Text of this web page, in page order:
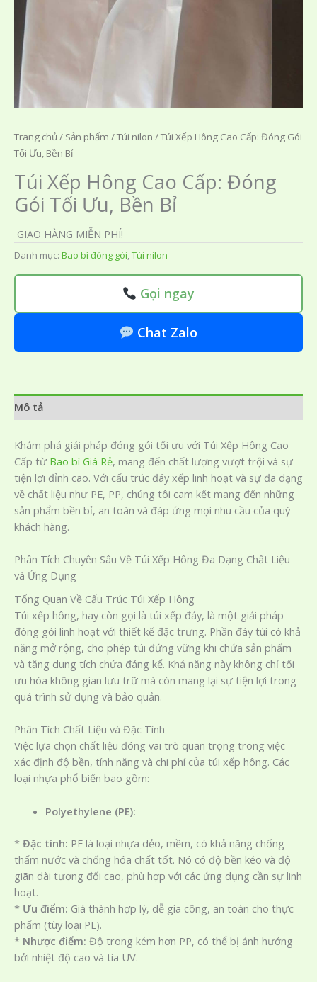
Trang chủ / Sản phẩm /Túi nilon / Túi Xếp Hông Cao Cấp: Đóng Gói
Tối Ưu, Bền Bỉ
Túi Xếp Hông Cao Cấp: Đóng
Gói Tối Ưu, Bền Bỉ
GIAO HÀNG MIỄN PHÍ!
Danh mục: Bao bì đóng gói,Túi nilon
Gọi ngay
Chat Zalo
Mô tả
Khám phá giải pháp đóng gói tối ưu với Túi Xếp Hông Cao
Cấp từ Bao bì Giá Rẻ, mang đến chất lượng vượt trội và sự
tiện lợi đỉnh cao. Với cấu trúc đáy xếp linh hoạt và sự đa dạng
về chất liệu như PE, PP, chúng tôi cam kết mang đến những
sản phẩm bền bỉ, an toàn và đáp ứng mọi nhu cầu của quý
khách hàng.
Phân Tích Chuyên Sâu Về Túi Xếp Hông Đa Dạng Chất Liệu
và Ứng Dụng
Tổng Quan Về Cấu Trúc Túi Xếp Hông
Túi xếp hông, hay còn gọi là túi xếp đáy, là một giải pháp
đóng gói linh hoạt với thiết kế đặc trưng. Phần đáy túi có khả
năng mở rộng, cho phép túi đứng vững khi chứa sản phẩm
và tăng dung tích chứa đáng kể. Khả năng này không chỉ tối
ưu hóa không gian lưu trữ mà còn mang lại sự tiện lợi trong
quá trình sử dụng và bảo quản.
Phân Tích Chất Liệu và Đặc Tính
Việc lựa chọn chất liệu đóng vai trò quan trọng trong việc
xác định độ bền, tính năng và chi phí của túi xếp hông. Các
loại nhựa phổ biến bao gồm:
Polyethylene (PE):
* Đặc tính: PE là loại nhựa dẻo, mềm, có khả năng chống
thấm nước và chống hóa chất tốt. Nó có độ bền kéo và độ
giãn dài tương đối cao, phù hợp với các ứng dụng cần sự linh
hoạt.
* Ưu điểm: Giá thành hợp lý, dễ gia công, an toàn cho thực
phẩm (tùy loại PE).
* Nhược điểm: Độ trong kém hơn PP, có thể bị ảnh hưởng
bởi nhiệt độ cao và tia UV.